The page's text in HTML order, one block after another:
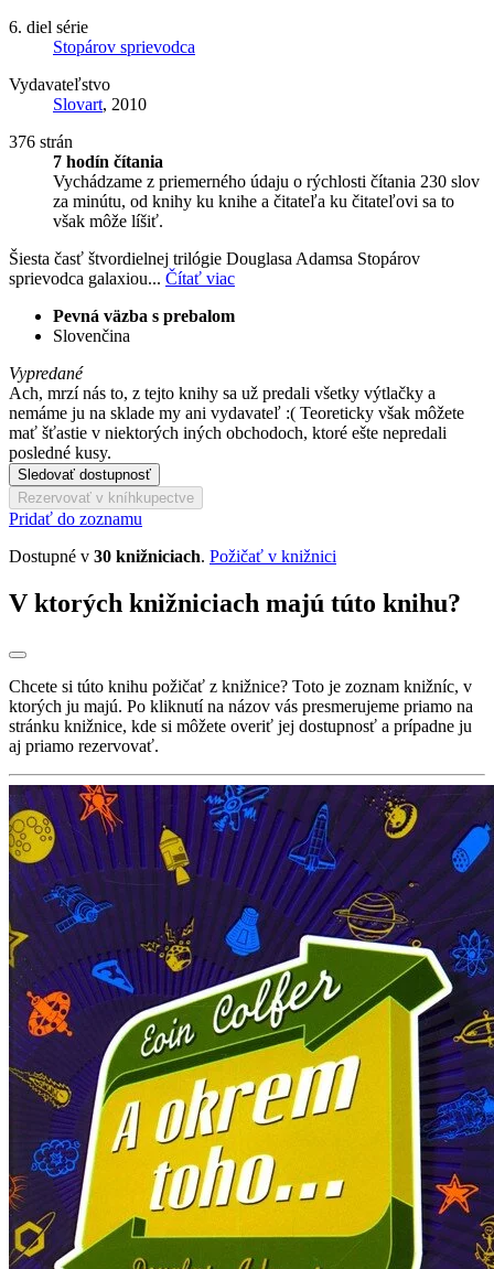
6. diel série
Stopárov sprievodca
Vydavateľstvo
Slovart, 2010
376 strán
7 hodín čítania
Vychádzame z priemerného údaju o rýchlosti čítania 230 slov
za minútu, od knihy ku knihe a čitateľa ku čitateľovi sa to
však môže líšiť.
Šiesta časť štvordielnej trilógie Douglasa Adamsa Stopárov
sprievodca galaxiou... Čítať viac
Pevná väzba s prebalom
Slovenčina
Vypredané
Ach, mrzí nás to, z tejto knihy sa už predali všetky výtlačky a
nemáme ju na sklade my ani vydavateľ :( Teoreticky však môžete
mať šťastie v niektorých iných obchodoch, ktoré ešte nepredali
posledné kusy.
Sledovať dostupnosť
Rezervovať v kníhkupectve
Pridať do zoznamu
Dostupné v 30 knižniciach. Požičať v knižnici
V ktorých knižniciach majú túto knihu?
Chcete si túto knihu požičať z knižnice? Toto je zoznam knižníc, v
ktorých ju majú. Po kliknutí na názov vás presmerujeme priamo na
stránku knižnice, kde si môžete overiť jej dostupnosť a prípadne ju
aj priamo rezervovať.